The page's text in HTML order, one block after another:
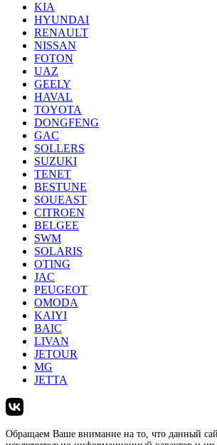
KIA
HYUNDAI
RENAULT
NISSAN
FOTON
UAZ
GEELY
HAVAL
TOYOTA
DONGFENG
GAC
SOLLERS
SUZUKI
TENET
BESTUNE
SOUEAST
CITROEN
BELGEE
SWM
SOLARIS
OTING
JAC
PEUGEOT
OMODA
KAIYI
BAIC
LIVAN
JETOUR
MG
JETTA
Обращаем Ваше внимание на то, что данный